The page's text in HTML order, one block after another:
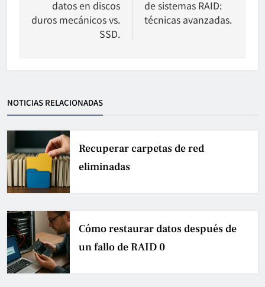
datos en discos
duros mecánicos vs.
SSD.
de sistemas RAID:
técnicas avanzadas.
NOTICIAS RELACIONADAS
Recuperar carpetas de red
eliminadas
Cómo restaurar datos después de
un fallo de RAID 0